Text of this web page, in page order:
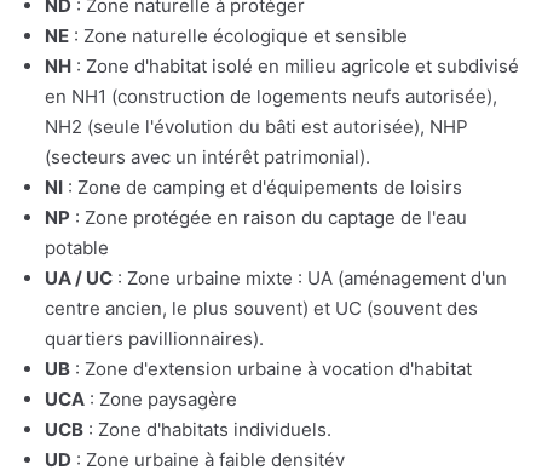
ND : Zone naturelle à protéger
NE : Zone naturelle écologique et sensible
NH : Zone d'habitat isolé en milieu agricole et subdivisé
en NH1 (construction de logements neufs autorisée),
NH2 (seule l'évolution du bâti est autorisée), NHP
(secteurs avec un intérêt patrimonial).
NI : Zone de camping et d'équipements de loisirs
NP : Zone protégée en raison du captage de l'eau
potable
UA / UC : Zone urbaine mixte : UA (aménagement d'un
centre ancien, le plus souvent) et UC (souvent des
quartiers pavillionnaires).
UB : Zone d'extension urbaine à vocation d'habitat
UCA : Zone paysagère
UCB : Zone d'habitats individuels.
UD : Zone urbaine à faible densitév